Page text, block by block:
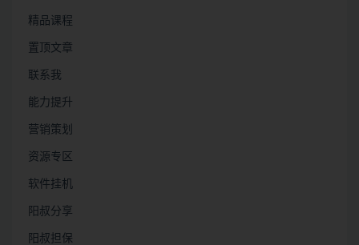
精品课程
置顶文章
联系我
能力提升
营销策划
资源专区
软件挂机
阳叔分享
阳叔担保